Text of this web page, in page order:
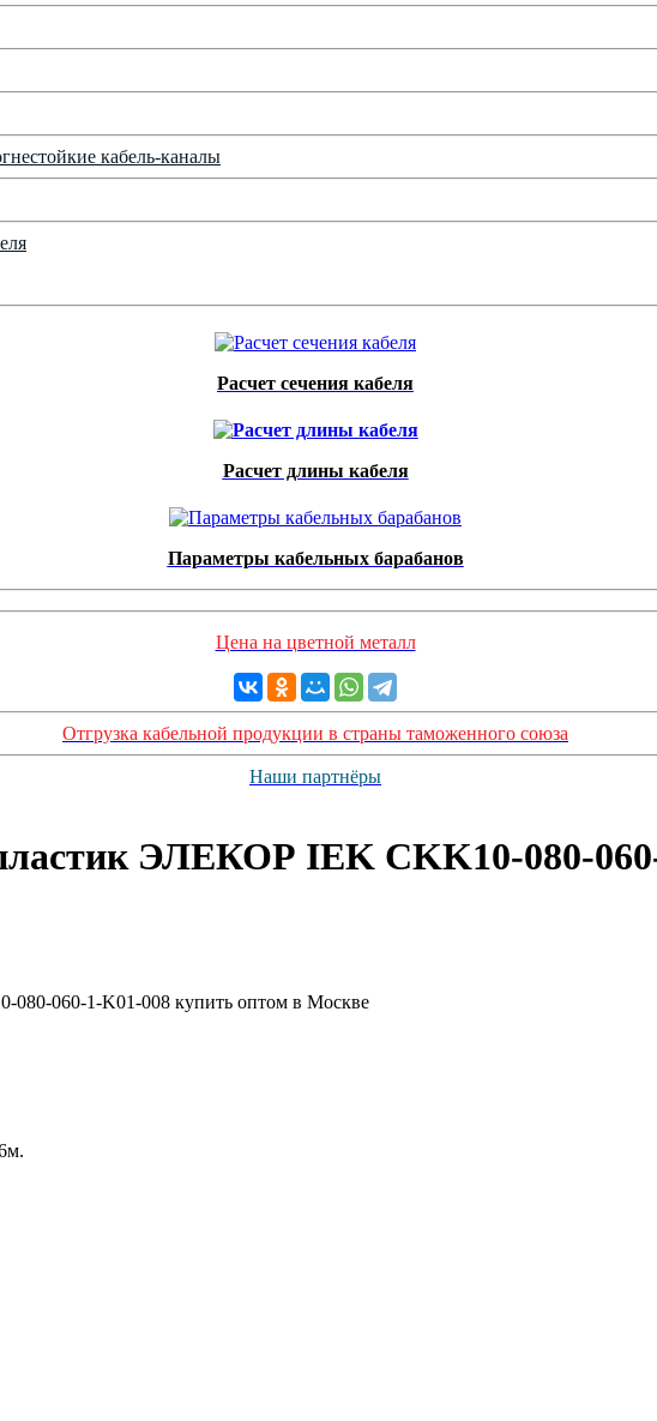
кабель-каналы
Расчет сечения кабеля
Расчет длины кабеля
Параметры кабельных барабанов
Цена на цветной металл
Отгрузка кабельной продукции в страны таможенного союза
Наши партнёры
ЭЛЕКОР IEK CKK10-080-